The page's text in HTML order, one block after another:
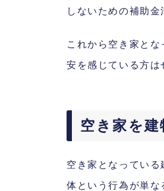
しないための補助金
これから空き家と
安を感じている方は
空き家を
空き家となってい
体という行為が単な